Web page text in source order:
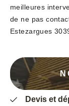
meilleures
de ne pas
Estezargues
Devis et